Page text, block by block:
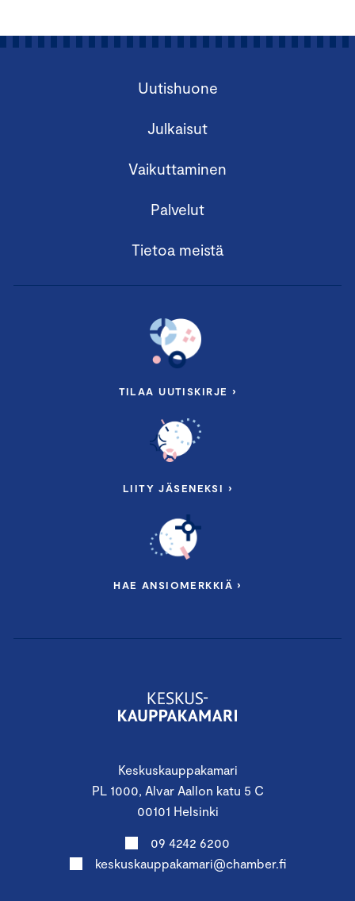
Keskuskauppakamari
PL 1000, Alvar Aallon katu 5 C
00101 Helsinki
09 4242 6200
keskuskauppakamari@chamber.fi
Uutishuone
Julkaisut
Vaikuttaminen
Palvelut
Tietoa meistä
TILAA UUTISKIRJE ›
LIITY JÄSENEKSI ›
HAE ANSIOMERKKIÄ ›